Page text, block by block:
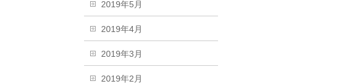
2019年5月
2019年4月
2019年3月
2019年2月